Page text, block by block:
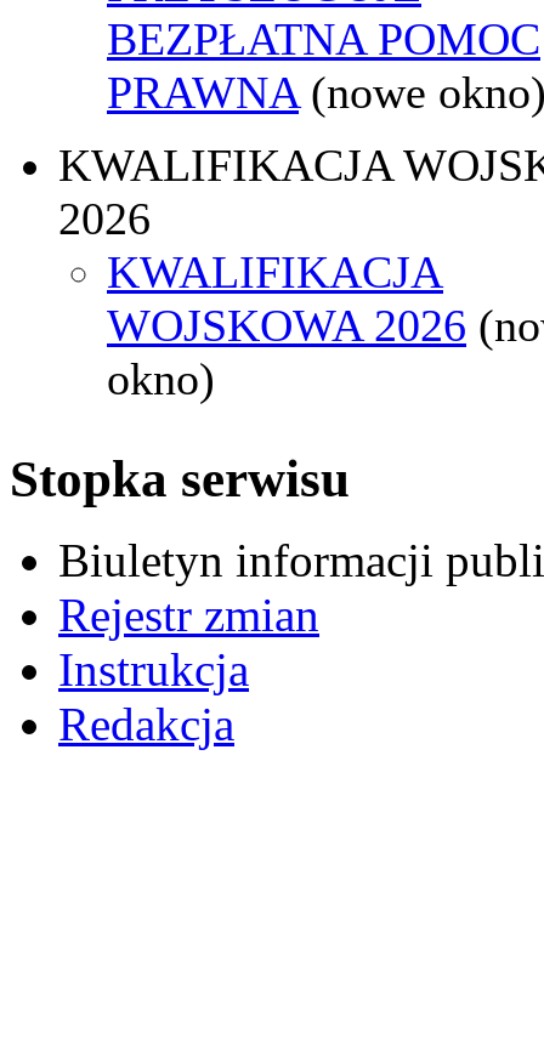
BEZPŁATNA POMOC
PRAWNA (nowe
KWALIFIKACJA
2026
KWALIFIKACJA
WOJSKOWA 2026
okno)
Stopka serwisu
Biuletyn informacji
Rejestr zmian
Instrukcja
Redakcja